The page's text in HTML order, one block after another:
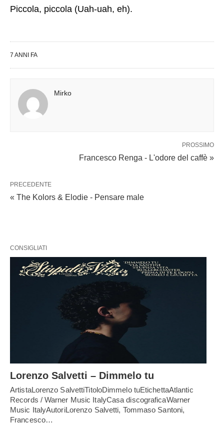
Piccola, piccola (Uah-uah, eh).
7 ANNI FA
Mirko
PROSSIMO
Francesco Renga - L'odore del caffè »
PRECEDENTE
« The Kolors & Elodie - Pensare male
CONSIGLIATI
Lorenzo Salvetti – Dimmelo tu
ArtistaLorenzo SalvettiTitoloDimmelo tuEtichettaAtlantic
Records / Warner Music ItalyCasa discograficaWarner
Music ItalyAutoriLorenzo Salvetti, Tommaso Santoni,
Francesco…